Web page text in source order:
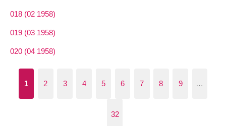
018 (02 1958)
019 (03 1958)
020 (04 1958)
1 2 3 4 5 6 7 8 9 …
32